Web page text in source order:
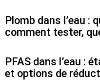
Plomb dans l’eau :
comment tester,
PFAS dans l’eau :
et options de